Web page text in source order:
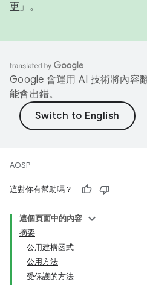
更 」。
Google 會運用 AI 技術將內容
能會出錯。
AOSP
這對你有幫助嗎？
這個頁面中的內容
摘要
公用建構函式
公用方法
受保護的方法